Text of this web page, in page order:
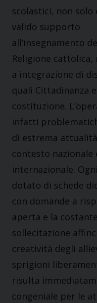
scolastici, non solo
valido supporto
all’insegnamento
Religione cattolica,
a integrazione di
quali Cittadinanza e
costituzione.
infatti
di estrema
contesto nazionale
internazionale.
dotato di schede
con domande a
aperta e la costante
sollecitazione
creatività degli
sprigioni
risulta
congeniale per le